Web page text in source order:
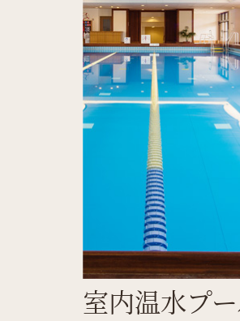
室内温水プ